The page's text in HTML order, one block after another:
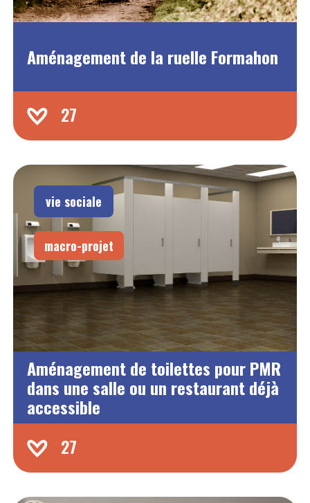
Aménagement de la ruelle Formahon
27
vie sociale
macro-projet
Aménagement de toilettes pour PMR
dans une salle ou un restaurant déjà
accessible
27